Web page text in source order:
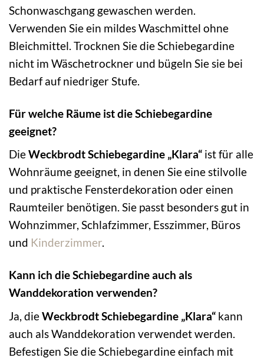
Schonwaschgang gewaschen werden.
Verwenden Sie ein mildes Waschmittel ohne
Bleichmittel. Trocknen Sie die Schiebegardine
nicht im Wäschetrockner und bügeln Sie sie bei
Bedarf auf niedriger Stufe.
Für welche Räume ist die Schiebegardine
geeignet?
DieWeckbrodt Schiebegardine „Klara“ ist für alle
Wohnräume geeignet, in denen Sie eine stilvolle
und praktische Fensterdekoration oder einen
Raumteiler benötigen. Sie passt besonders gut in
Wohnzimmer, Schlafzimmer, Esszimmer, Büros
und Kinderzimmer.
Kann ich die Schiebegardine auch als
Wanddekoration verwenden?
Ja, dieWeckbrodt Schiebegardine „Klara“ kann
auch als Wanddekoration verwendet werden.
Befestigen Sie die Schiebegardine einfach mit